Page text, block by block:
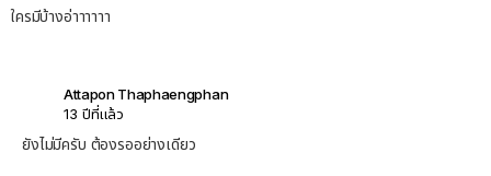
ใครมีบ้างอ่าาาาาา
Attapon Thaphaengphan
13 ปีที่แล้ว
ยังไม่มีครับ ต้องรออย่างเดียว